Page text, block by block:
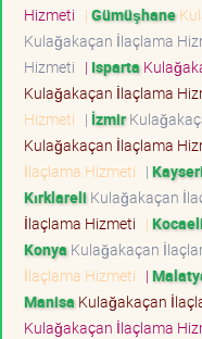
Hizmeti | Gümüşhane
Kulağakaçan İlaçlama
Hizmeti | Isparta
Kulağakaçan İlaçlama
Hizmeti | İzmir
Kulağakaçan İlaçlama
İlaçlama Hizmeti |
Kırklareli Kulağakaçan
İlaçlama Hizmeti |
Konya Kulağakaçan
İlaçlama Hizmeti |
Manisa Kulağakaçan
Kulağakaçan İlaçlama